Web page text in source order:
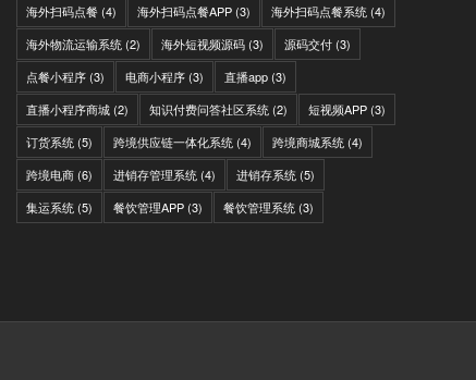
海外扫码点餐(4) 海外扫码点餐APP(3) 海外扫码点餐系统 (4)
海外物流运输系统 (2) 海外短视频源码(3) 源码交付(3)
点餐小程序(3) 电商小程序(3) 直播app(3)
直播小程序商城(2) 知识付费问答社区系统 (2) 短视频APP(3)
订货系统 (5) 跨境供应链一体化系统 (4) 跨境商城系统 (4)
跨境电商(6) 进销存管理系统 (4) 进销存系统 (5)
集运系统 (5) 餐饮管理APP(3) 餐饮管理系统 (3)